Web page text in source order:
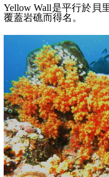
Yellow Wall是平行於貝
覆蓋岩礁而得名。